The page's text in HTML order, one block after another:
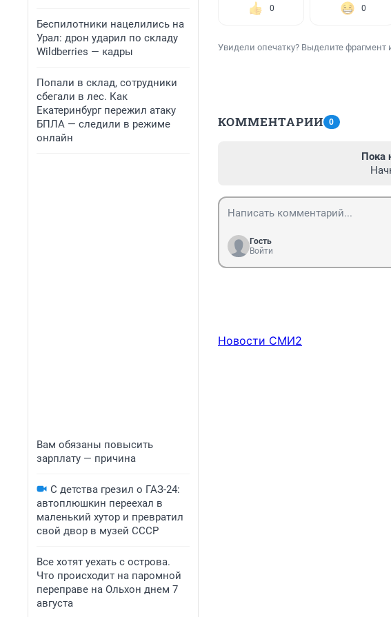
Беспилотники нацелились на
Урал: дрон ударил по складу
Wildberries — кадры
Попали в склад, сотрудники
сбегали в лес. Как
Екатеринбург пережил атаку
БПЛА — следили в режиме
онлайн
Вам обязаны повысить
зарплату — причина
С детства грезил о ГАЗ-24:
автоплюшкин переехал в
маленький хутор и превратил
свой двор в музей СССР
Все хотят уехать с острова.
Что происходит на паромной
переправе на Ольхон днем 7
августа
0 0
Увидели опечатку? Выделите фрагмент
КОММЕНТАРИИ 0
Пока
Гость
Войти
Новости СМИ2